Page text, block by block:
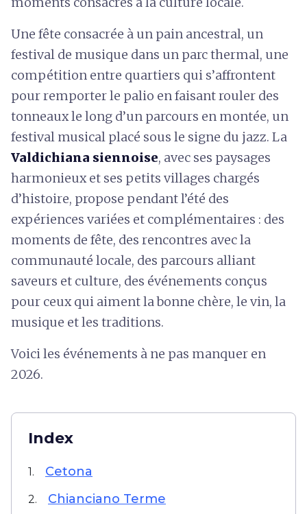
Une fête consacrée à un pain ancestral, un
festival de musique dans un parc thermal, une
compétition entre quartiers qui s’affrontent
pour remporter le palio en faisant rouler des
tonneaux le long d’un parcours en montée, un
festival musical placé sous le signe du jazz. La
Valdichiana siennoise, avec ses paysages
harmonieux et ses petits villages chargés
d’histoire, propose pendant l’été des
expériences variées et complémentaires : des
moments de fête, des rencontres avec la
communauté locale, des parcours alliant
saveurs et culture, des événements conçus
pour ceux qui aiment la bonne chère, le vin, la
musique et les traditions.
Voici les événements à ne pas manquer en
2026.
Index
1. Cetona
2. Chianciano Terme